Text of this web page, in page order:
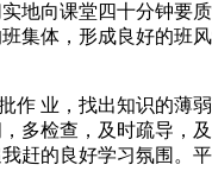
地向课堂四十分钟要
集体，形成良好的班
业，找出知识的薄
多检查，及时疏导，
赶的良好学习氛围。